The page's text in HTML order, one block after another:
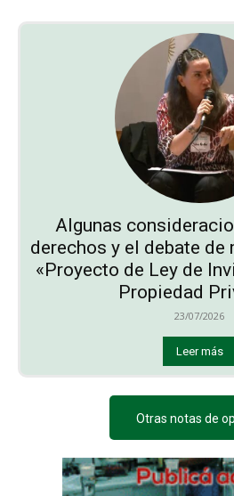
Algunas
derechos y el debate
«Proyecto de Ley de
Propiedad
23/07/2026
Leer más
Otras notas de